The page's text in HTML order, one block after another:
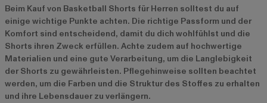
Beim Kauf von Basketball Shorts für Herren solltest du auf
einige wichtige Punkte achten. Die richtige Passform und der
Komfort sind entscheidend, damit du dich wohlfühlst und die
Shorts ihren Zweck erfüllen. Achte zudem auf hochwertige
Materialien und eine gute Verarbeitung, um die Langlebigkeit
der Shorts zu gewährleisten. Pflegehinweise sollten beachtet
werden, um die Farben und die Struktur des Stoffes zu erhalten
und ihre Lebensdauer zu verlängern.